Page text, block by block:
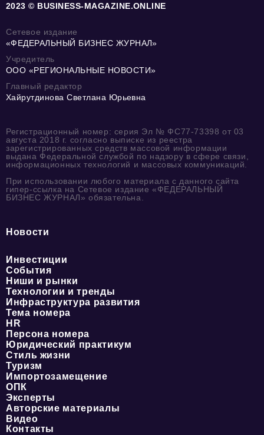
2023 © BUSINESS-MAGAZINE.ONLINE
Сетевое издание
«ФЕДЕРАЛЬНЫЙ БИЗНЕС ЖУРНАЛ»
Учредитель
ООО «РЕГИОНАЛЬНЫЕ НОВОСТИ»
Главный редактор
Хайрутдинова Светлана Юрьевна
Регистрационный номер: серия Эл № ФС77-73398 от 03
августа 2018 г. согласно выписке из реестра
зарегистрированных средств массовой информации
выдана Федеральной службой по надзору в сфере связи,
информационных технологий и массовых коммуникаций.
При использовании любого материала с данного сайта
гипер-ссылка на Сетевое издание «ФЕДЕРАЛЬНЫЙ
БИЗНЕС ЖУРНАЛ» обязательна.
Новости
Инвестиции
События
Ниши и рынки
Технологии и тренды
Инфраструктура развития
Тема номера
HR
Персона номера
Юридический практикум
Стиль жизни
Туризм
Импортозамещение
ОПК
Эксперты
Авторские материалы
Видео
Контакты